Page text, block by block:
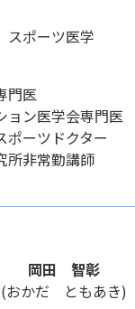
スポーツ医学
門医
ョン医学会専門医
ポーツドクター
所非常勤講師
岡田 智彰
(おかだ ともあき)